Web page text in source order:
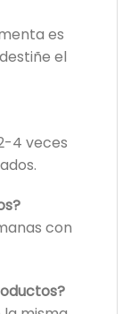
es
el
4 veces
con